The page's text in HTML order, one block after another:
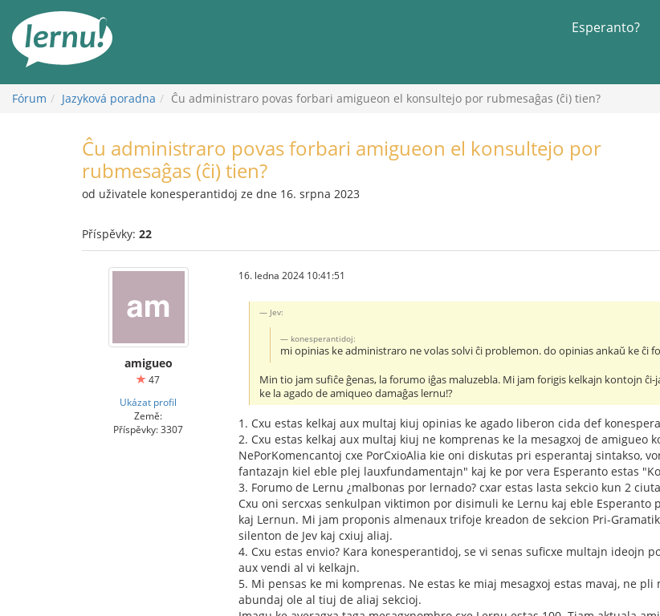
obsahu
Esperanto?
Fórum Jazyková poradna Ĉu administraro povas forbari amigueon el konsultejo por rubmesaĝas (ĉi) tien?
Ĉu administraro povas forbari amigueon el konsultejo por
rubmesaĝas (ĉi) tien?
od uživatele konesperantidoj ze dne 16. srpna 2023
Příspěvky: 22
amigueo
47
Ukázat profil
Země:
Příspěvky: 3307
16. ledna 2024 10:41:51
Jev:
konesperantidoj:
mi opinias ke administraro ne volas solvi ĉi problemon. do opinias ankaŭ ke ĉi
Min tio jam sufiĉe ĝenas, la forumo iĝas maluzebla. Mi jam forigis kelkajn kontojn
ke la agado de amiqueo damaĝas lernu!?
1. Cxu estas kelkaj aux multaj kiuj opinias ke agado liberon cida def
2. Cxu estas kelkaj aux multaj kiuj ne komprenas ke la mesagxoj de amigueo
NePorKomencantoj cxe PorCxioAlia kie oni diskutas pri esperantaj sintakso,
fantazajn kiel eble plej lauxfundamentajn" kaj ke por vera Esperanto estas
3. Forumo de Lernu ¿malbonas por lernado? cxar estas lasta sekcio kun 2
Cxu oni sercxas senkulpan viktimon por disimuli ke Lernu kaj eble
kaj Lernun. Mi jam proponis almenaux trifoje kreadon de sekcion Pri-
silenton de Jev kaj cxiuj aliaj.
4. Cxu estas envio? Kara konesperantidoj, se vi senas suficxe multajn ideojn
aux vendi al vi kelkajn.
5. Mi pensas ke mi komprenas. Ne estas ke miaj mesagxoj estas mavaj, ne
abundaj ole al tiuj de aliaj sekcioj.